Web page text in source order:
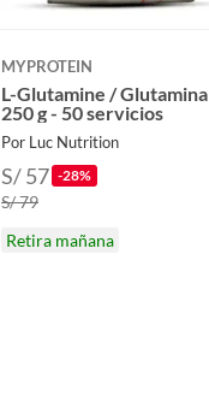
MYPROTEIN
L-Glutamine / Glutamina
250 g - 50 servicios
Por Luc Nutrition
S/ 57 -28%
S/ 79
Retira mañana